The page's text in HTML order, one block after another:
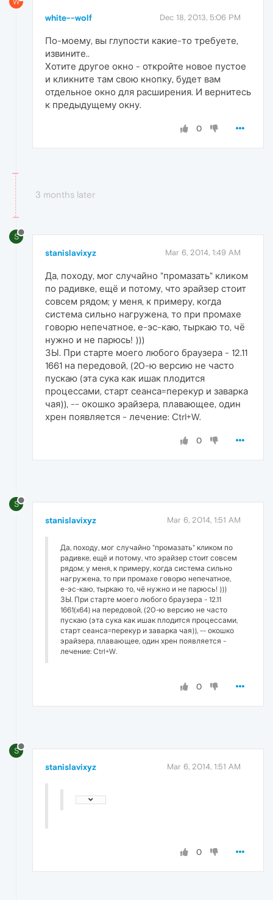
white--wolf Dec 18, 2013, 5:06 PM
По-моему, вы глупости какие-то требуете,
извините..
Хотите другое окно - откройте новое пустое
и кликните там свою кнопку, будет вам
отдельное окно для расширения. И вернитесь
к предыдущему окну.
0
3 months later
S
stanislavixyz Mar 6, 2014, 1:49 AM
Да, походу, мог случайно "промазать" кликом
по радивке, ещё и потому, что эрайзер стоит
совсем рядом; у меня, к примеру, когда
система сильно нагружена, то при промахе
говорю непечатное, е-эс-каю, тыркаю то, чё
нужно и не парюсь! )))
ЗЫ. При старте моего любого браузера - 12.11
1661 на передовой, (20-ю версию не часто
пускаю (эта сука как ишак плодится
процессами, старт сеанса=перекур и заварка
чая)), -- окошко эрайзера, плавающее, один
хрен появляется - лечение: Ctrl+W.
0
S
stanislavixyz Mar 6, 2014, 1:51 AM
Да, походу, мог случайно "промазать" кликом по
радивке, ещё и потому, что эрайзер стоит совсем
рядом; у меня, к примеру, когда система сильно
нагружена, то при промахе говорю непечатное,
е-эс-каю, тыркаю то, чё нужно и не парюсь! )))
ЗЫ. При старте моего любого браузера - 12.11
1661(x64) на передовой, (20-ю версию не часто
пускаю (эта сука как ишак плодится процессами,
старт сеанса=перекур и заварка чая)), -- окошко
эрайзера, плавающее, один хрен появляется -
лечение: Ctrl+W.
0
S
stanislavixyz Mar 6, 2014, 1:51 AM
0